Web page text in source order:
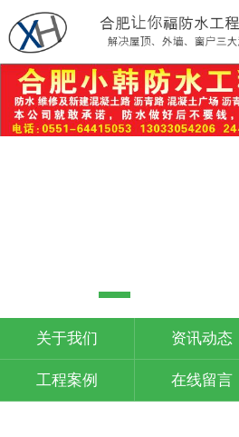
关于我们 资讯动态
工程案例 在线留言